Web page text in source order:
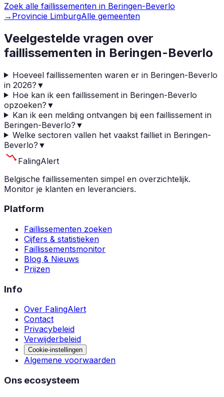
Zoek alle faillissementen in Beringen-Beverlo
→ Provincie LimburgAlle gemeenten
Veelgestelde vragen over
faillissementen in Beringen-Beverlo
Hoeveel faillissementen waren er in Beringen-Beverlo
in 2026? ▼
Hoe kan ik een faillissement in Beringen-Beverlo
opzoeken? ▼
Kan ik een melding ontvangen bij een faillissement in
Beringen-Beverlo? ▼
Welke sectoren vallen het vaakst failliet in Beringen-
Beverlo? ▼
FalingAlert
Belgische faillissementen simpel en overzichtelijk.
Monitor je klanten en leveranciers.
Platform
Faillissementen zoeken
Cijfers & statistieken
Faillissementsmonitor
Blog & Nieuws
Prijzen
Info
Over FalingAlert
Contact
Privacybeleid
Verwijderbeleid
Cookie-instellingen
Algemene voorwaarden
Ons ecosysteem